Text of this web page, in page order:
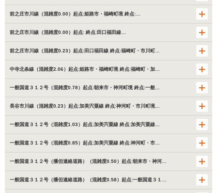
前之庄市川線（混雑度0.00）起点:姫路市・福崎町境 終点:…
前之庄市川線（混雑度0.00）起点: 終点:田口福田線…
前之庄市川線（混雑度0.23）起点:田口福田線 終点:福崎町・市川町…
中寺北条線（混雑度2.06）起点:姫路市・福崎町境 終点:福崎町・加…
一般国道３１２号（混雑度0.78）起点:朝来市・神河町境 終点:一般…
長谷市川線（混雑度0.23）起点:加美宍粟線 終点:神河町・市川町境…
一般国道３１２号（混雑度1.03）起点:加美宍粟線 終点:加美宍粟線…
一般国道３１２号（混雑度0.85）起点:加美宍粟線 終点:神河町・市…
一般国道３１２号（播但連絡道路）（混雑度0.50）起点:朝来市・神河…
一般国道３１２号（播但連絡道路）（混雑度0.58）起点:一般国道３１…